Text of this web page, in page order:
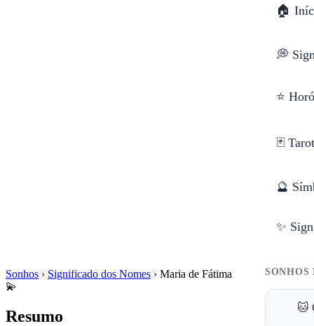
🏠
💭
⭐
🃏
🔮
✨
SONHOS
🐱
Sonhos › Significado dos Nomes › Maria de Fátima
💫
Resumo